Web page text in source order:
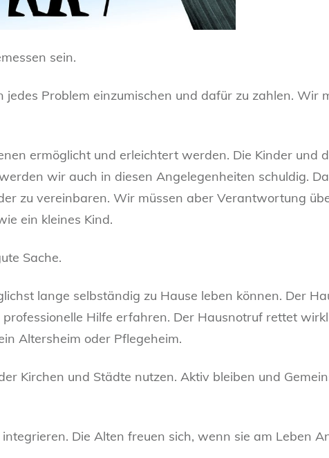
sein.
Problem einzumischen und dafür zu zahlen. Wir
ermöglicht und erleichtert werden. Die Kinder und
wir auch in diesen Angelegenheiten schuldig.
zu vereinbaren. Wir müssen aber Verantwortung
ein kleines Kind.
Sache.
lange selbständig zu Hause leben können. Der
Hilfe erfahren. Der Hausnotruf rettet
Altersheim oder Pflegeheim.
Kirchen und Städte nutzen. Aktiv bleiben und
Die Alten freuen sich, wenn sie am Leben